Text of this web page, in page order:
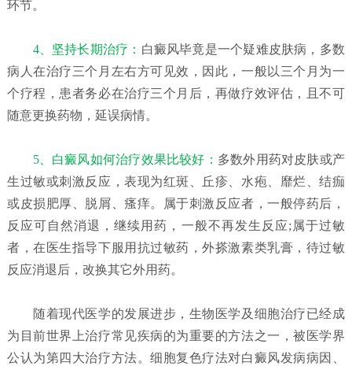
环节。
4、坚持长期治疗： 白癜风毕竟是一个疑难皮肤病，多数
病人在治疗三个月左右方可见效，因此，一般以三个月为一
个疗程，患者务必在治疗三个月后，再做疗效评估，且不可
随意更换药物，延误病情。
5、白癜风如何治疗效果比较好： 多数外用药对皮肤或产
生过敏或刺激反应，表现为红斑、丘疹、水疱、靡烂、结痂
或皮损肥厚、脱屑、瘙痒。属于刺激反应者，一般停药后，
反应可自然消退，继续用药，一般不再发生反应;属于过敏
者，在医生指导下服用抗过敏药，外搽激素类乳膏，待过敏
反应消退后，改换其它外用药。
随着现代医学的发展进步，生物医学及细胞治疗已经成
为目前世界上治疗常见疾病的为重要的方法之一，被医学界
公认为第四大治疗方法。细胞复色疗法对白癜风发病病因、